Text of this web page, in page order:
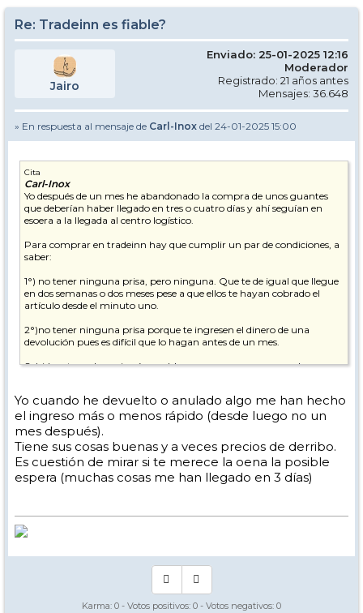
Re: Tradeinn es fiable?
Jairo
Enviado: 25-01-2025 12:16
Moderador
Registrado: 21 años antes
Mensajes: 36.648
» En respuesta al mensaje de Carl-Inox del 24-01-2025 15:00
Cita
Carl-Inox
Yo después de un mes he abandonado la compra de unos guantes
que deberían haber llegado en tres o cuatro días y ahí seguían en
esoera a la llegada al centro logístico.
Para comprar en tradeinn hay que cumplir un par de condiciones, a
saber:
1°) no tener ninguna prisa, pero ninguna. Que te de igual que llegue
en dos semanas o dos meses pese a que ellos te hayan cobrado el
artículo desde el minuto uno.
2°)no tener ninguna prisa porque te ingresen el dinero de una
devolución pues es difícil que lo hagan antes de un mes.
Sabido esto no hay ningún problema en comprar en su web.
esa situación por ahorrar diez euros frente a otro comercio online
con seriedad.
Yo cuando he devuelto o anulado algo me han hecho
el ingreso más o menos rápido (desde luego no un
mes después).
Tiene sus cosas buenas y a veces precios de derribo.
Es cuestión de mirar si te merece la oena la posible
espera (muchas cosas me han llegado en 3 días)
Karma: 0 - Votos positivos: 0 - Votos negativos: 0